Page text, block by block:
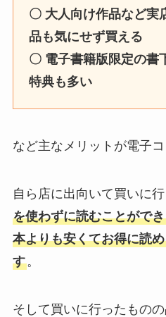
〇 大人向け作品など実
品も気にせず買える
〇 電子書籍版限定の書
特典も多い
など主なメリットが電子
自ら店に出向いて買いに
を使わずに読むことがで
本よりも安くてお得に読
す。
そして買いに行ったもの